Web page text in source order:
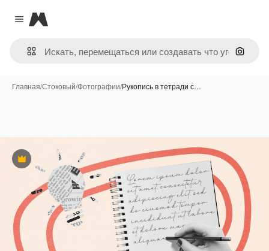
Close menu
Magnific
Поиск
Главная/Стоковый/Фотографии/Рукопись в тетради с…
Премиум